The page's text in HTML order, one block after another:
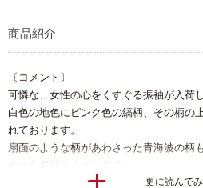
商品紹介
〔コメント〕
可憐な、女性の心をくすぐる振袖が入荷
白色の地色にピンク色の縞柄、その柄の
れております。
扇面のような柄があわさった青海波の柄
やかな振袖でございます。
オススメの着用年代は10代～20代です。
更に読んで